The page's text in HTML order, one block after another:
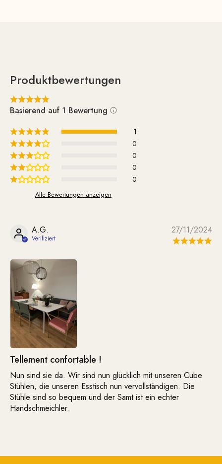
Produktbewertungen
Basierend auf 1 Bewertung
1
0
0
0
0
Alle Bewertungen anzeigen
27/11/2024
A.G.
Tellement confortable !
Nun sind sie da. Wir sind nun glücklich mit unseren Cube
Stühlen, die unseren Esstisch nun vervollständigen. Die
Stühle sind so bequem und der Samt ist ein echter
Handschmeichler.